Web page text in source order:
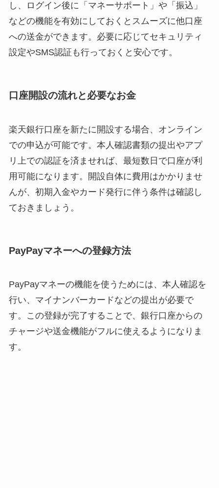
し、ログイン後に「マネーサポート」や「振込」
などの機能を有効にしておくとスムーズに他口座
への送金ができます。必要に応じてセキュリティ
設定やSMS認証も行っておくと安心です。
口座開設の流れと必要なお金
楽天銀行口座を新たに開設する場合、オンライン
での申込が可能です。本人確認書類の提出やアプ
リ上での認証を済ませれば、最短数日で口座が利
用可能になります。開設自体に費用はかかりませ
んが、初期入金やカード発行に伴う条件は確認し
ておきましょう。
PayPayマネーへの登録方法
PayPayマネーの機能を使うためには、本人確認を
行い、マイナンバーカードなどの提出が必要で
す。この登録が完了することで、銀行口座からの
チャージや送金機能がフルに使えるようになりま
す。